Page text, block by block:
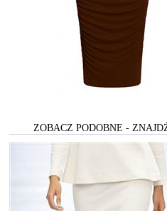
ZOBACZ PODOBNE -